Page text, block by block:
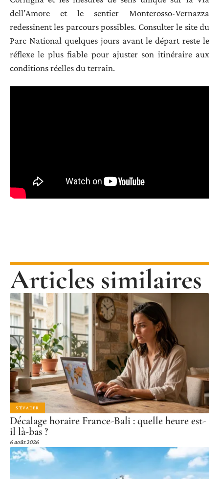
dell’Amore et le sentier Monterosso-Vernazza
redessinent les parcours possibles. Consulter le site du
Parc National quelques jours avant le départ reste le
réflexe le plus fiable pour ajuster son itinéraire aux
conditions réelles du terrain.
Articles similaires
S'ÉVADER
Décalage horaire France-Bali : quelle heure est-
il là-bas ?
6 août 2026